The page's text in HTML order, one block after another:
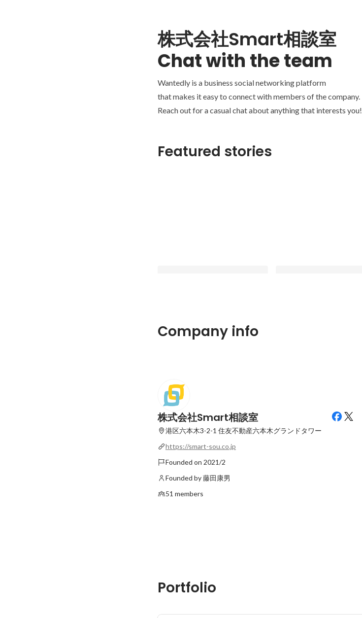
株式会社Smart相談室
Chat with the team
Wantedly is a business social networking platform
that makes it easy to connect with members of the company.
Reach out for a casual chat about anything that interests you!
Featured stories
Wantedly Awards 2025で
「PROFILE CRAFT BRONZE」を
Company info
株式会社Smart相談室
港区六本木3-2-1 住友不動産六本木グランドタワー
https://smart-sou.co.jp
Founded on 2021/2
Founded by 藤田康男
51 members
Portfolio